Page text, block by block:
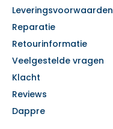
Leveringsvoorwaarden
Reparatie
Retourinformatie
Veelgestelde vragen
Klacht
Reviews
Dappre